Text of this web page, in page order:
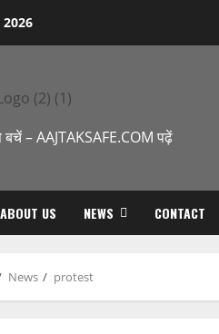
बचें – AAJTAKSAFE.COM पढ़ें
ABOUT US NEWS CONTACT
News protest